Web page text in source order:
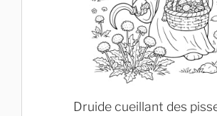
Druide cueillant des